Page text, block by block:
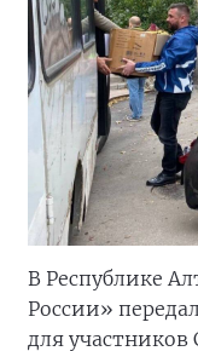
В Республике
России»
для участников